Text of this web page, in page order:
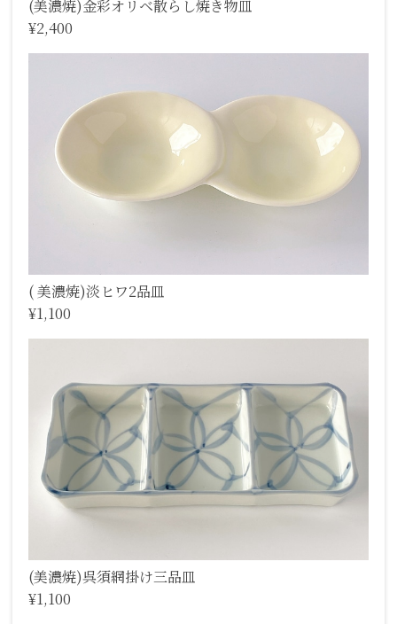
(美濃焼)金彩オリベ散らし焼き物皿
¥2,400
( 美濃焼)淡ヒワ2品皿
¥1,100
(美濃焼)呉須網掛け三品皿
¥1,100